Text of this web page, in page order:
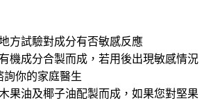
方試驗對成分有否敏感反應
機成分合製而成，若用後出現敏感情況
你的家庭醫生
果油及椰子油配製而成，如果您對堅果